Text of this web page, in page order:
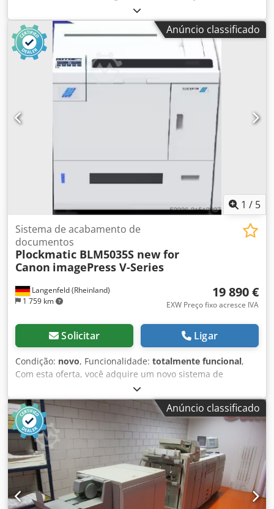
1 x BDT VX 370 para as seguintes máquinas: Canon
imagePRESS V1350 incl. S-Bridge Condição: Trata-se de um
equipamento novo em embalagem original Embalagem e
envio: Você pode inspecionar o equipamento durante
nosso horário comercial. Por favor, agende uma visita!
Embalagem adequada para transporte marítimo e envio
mundial sob consulta! Dedpfxoyuuc Ij Amlokr Para mais
informações, entre em contato conosco pessoalmente.
Anúncio classificado
1 / 5
Langenfeld (Rheinland)
1 759 km
Sistema de acabamento de
documentos
Plockmatic BLM5035S new for
Canon imagePress V-Series
19 890 €
EXW Preço fixo acresce IVA
Solicitar Ligar
Condição: novo, Funcionalidade: totalmente funcional,
Com esta oferta, você adquire um novo sistema de
acabamento de brochuras "Plockmatic BLM5035S" Objeto
de venda: 1 x Plockmatic BLM5035S para as seguintes
máquinas: Canon imagePRESS V900 Canon imagePRESS
V1000 Dksdpeyuubdjfx Amlsr Canon imagePRESS V1350
Condição: Equipamento novo, em embalagem original
Embalagem e envio: Ficamos à disposição para que você
possa inspecionar o equipamento durante nosso horário
comercial. Favor agendar uma visita! Embalagem marítima
e envio internacional disponíveis sob consulta! Para mais
informações, entre em contato conosco.
Anúncio classificado